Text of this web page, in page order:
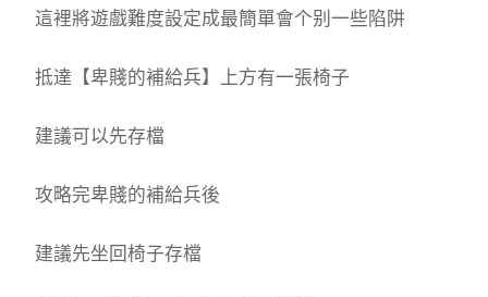
這裡將遊戲難度設定成最簡單會个别一些陷阱
抵達【卑賤的補給兵】上方有一張椅子
建議可以先存檔
攻略完卑賤的補給兵後
建議先坐回椅子存檔